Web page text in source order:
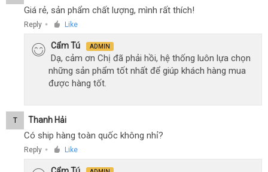
Giá rẻ, sản phẩm chất lượng, mình rất thích!
Reply ● Like
Cẩm Tú ADMIN
Dạ, cảm ơn Chị đã phải hồi, hệ thống luôn lựa chọn
những sản phẩm tốt nhất để giúp khách hàng mua
được hàng tốt.
T Thanh Hải
Có ship hàng toàn quốc không nhỉ?
Reply ● Like